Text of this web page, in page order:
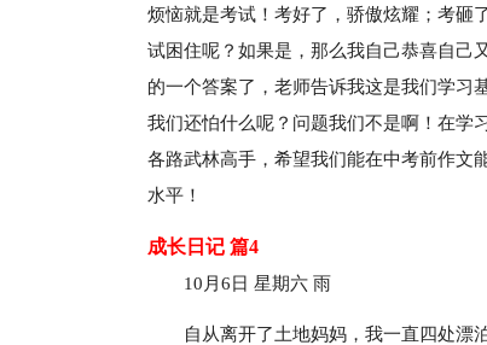
烦恼就是考试！考好了，骄傲炫耀；考砸
试困住呢？如果是，那么我自己恭喜自己
的一个答案了，老师告诉我这是我们学习
我们还怕什么呢？问题我们不是啊！在学
各路武林高手，希望我们能在中考前作文
水平！
成长日记 篇4
10月6日 星期六 雨
自从离开了土地妈妈，我一直四处漂